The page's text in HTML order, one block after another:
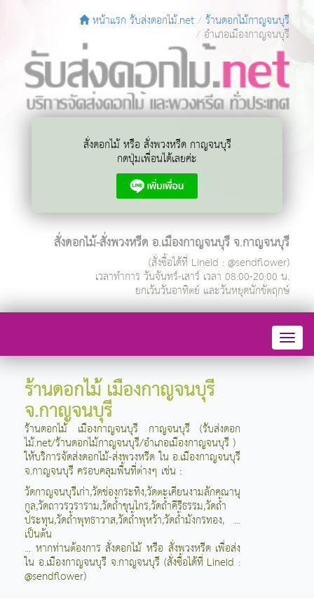
หน้าแรก รับส่งดอกไม้.net ร้านดอกไม้กาญจนบุรี
อำเภอเมืองกาญจนบุรี
สั่งดอกไม้ หรือ สั่งพวงหรีด กาญจนบุรี
กดปุ่มเพื่อนได้เลยค่ะ
สั่งดอกไม้-สั่งพวงหรีด อ.เมืองกาญจนบุรี จ.กาญจนบุรี
(สั่งซื้อได้ที่ LineId : @sendflower)
เวลาทำการ วันจันทร์-เสาร์ เวลา 08:00-20:00 น.
ยกเว้นวันอาทิตย์ และวันหยุดนักขัตฤกษ์
ร้านดอกไม้ เมืองกาญจนบุรี
จ.กาญจนบุรี
ร้านดอกไม้ เมืองกาญจนบุรี กาญจนบุรี (รับส่งดอก
ไม้.net/ร้านดอกไม้กาญจนบุรี/อำเภอเมืองกาญจนบุรี )
ให้บริการจัดส่งดอกไม้-ส่งพวงหรีด ใน อ.เมืองกาญจนบุรี
จ.กาญจนบุรี ครอบคลุมพื้นที่ต่างๆ เช่น :
วัดกาญจนบุรีเก่า,วัดช่องกระทิง,วัดตะเคียนงามลักคณานุ
กูล,วัดถาวรวราราม,วัดถ้ำขุนไกร,วัดถ้ำคีรีธรรม,วัดถ้ำ
ประทุน,วัดถ้ำพุทธาวาส,วัดถ้ำพุหว้า,วัดถ้ำมังกรทอง, ...
เป็นต้น
... หากท่านต้องการ สั่งดอกไม้ หรือ สั่งพวงหรีด เพื่อส่ง
ใน อ.เมืองกาญจนบุรี จ.กาญจนบุรี (สั่งซื้อได้ที่ LineId :
@sendflower)